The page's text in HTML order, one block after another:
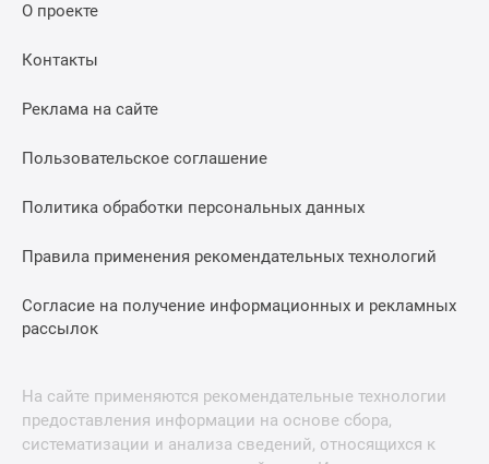
О проекте
Контакты
Реклама на сайте
Пользовательское соглашение
Политика обработки персональных данных
Правила применения рекомендательных технологий
Согласие на получение информационных и рекламных
рассылок
На сайте применяются рекомендательные технологии
предоставления информации на основе сбора,
систематизации и анализа сведений, относящихся к